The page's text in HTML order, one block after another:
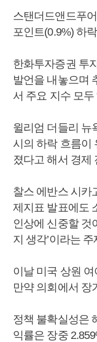
스탠더드앤드푸
포인트(0.9%) 하
한화투자증권 투
발언을 내놓으며
서 주요 지수 모
윌리엄 더들리 뉴
시의 하락 흐름이
졌다고 해서 경제
찰스 에반스 시카
제지표 발표에도
인상에 신중할 것
지 생각’이라는
이날 미국 상원
만약 의회에서 장
정책 불확실성은
익률은 장중